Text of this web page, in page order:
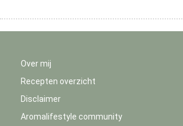
Over mij
Recepten overzicht
Disclaimer
Aromalifestyle community